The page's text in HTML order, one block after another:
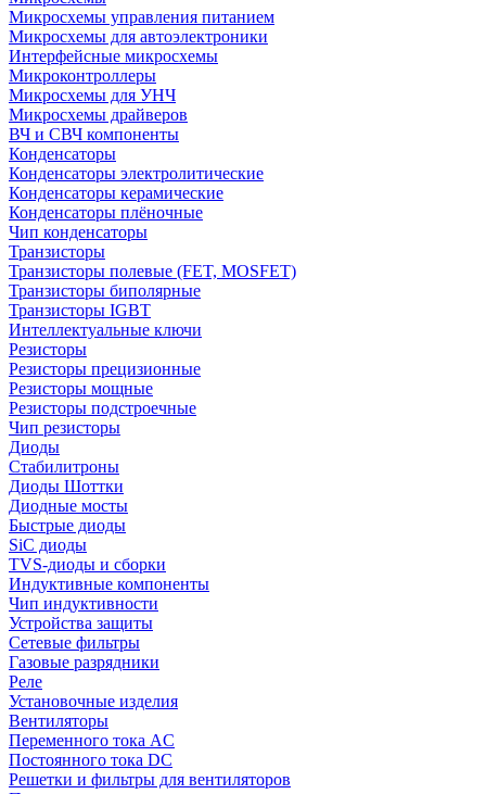
Микросхемы управления питанием
Микросхемы для автоэлектроники
Интерфейсные микросхемы
Микроконтроллеры
Микросхемы для УНЧ
Микросхемы драйверов
ВЧ и СВЧ компоненты
Конденсаторы
Конденсаторы электролитические
Конденсаторы керамические
Конденсаторы плёночные
Чип конденсаторы
Транзисторы
Транзисторы полевые (FET, MOSFET)
Транзисторы биполярные
Транзисторы IGBT
Интеллектуальные ключи
Резисторы
Резисторы прецизионные
Резисторы мощные
Резисторы подстроечные
Чип резисторы
Диоды
Стабилитроны
Диоды Шоттки
Диодные мосты
Быстрые диоды
SiC диоды
TVS-диоды и сборки
Индуктивные компоненты
Чип индуктивности
Устройства защиты
Сетевые фильтры
Газовые разрядники
Реле
Установочные изделия
Вентиляторы
Переменного тока AC
Постоянного тока DC
Решетки и фильтры для вентиляторов